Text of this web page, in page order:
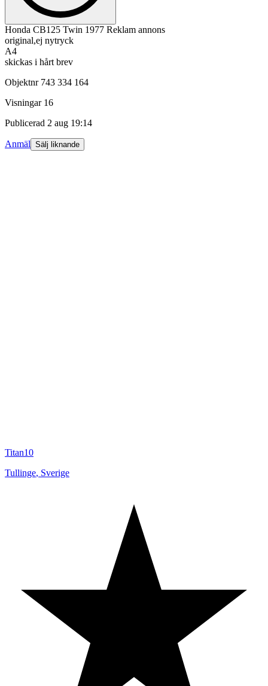
Honda CB125 Twin 1977 Reklam annons
original,ej nytryck
A4
skickas i hårt brev
Objektnr 743 334 164
Visningar 16
Publicerad 2 aug 19:14
Anmäl Sälj liknande
Titan10
Tullinge, Sverige